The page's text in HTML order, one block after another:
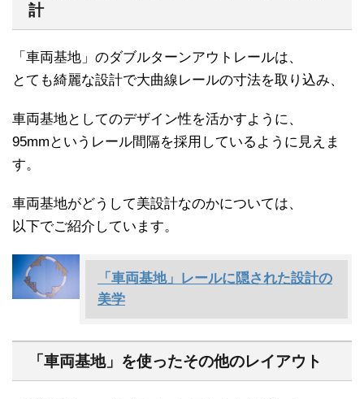
計
「車両基地」のダブルターンアウトレールは、
とても綺麗な設計で大曲線レールの寸法を取り込み、
車両基地としてのデザイン性を活かすように、
95mmというレール間隔を採用しているように見えま
す。
車両基地がどうして美設計なのかについては、
以下でご紹介しています。
「車両基地」レールに隠された設計の
美学
「車両基地」を使ったその他のレイアウト